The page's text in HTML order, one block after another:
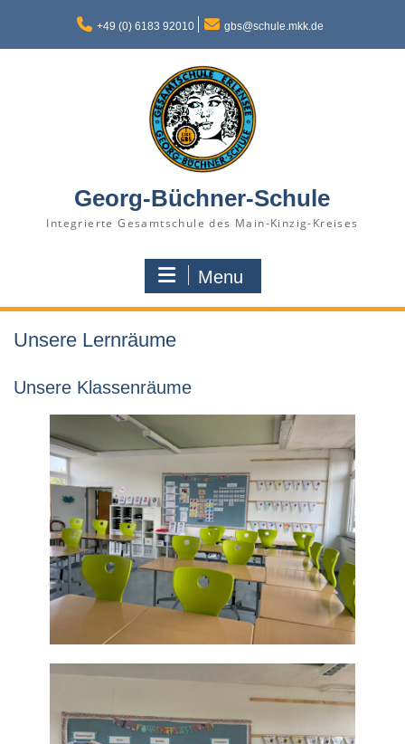
content
+49 (0) 6183 92010 gbs@schule.mkk.de
Georg-Büchner-Schule
Integrierte Gesamtschule des Main-Kinzig-Kreises
Menu
Unsere Lernräume
Unsere Klassenräume